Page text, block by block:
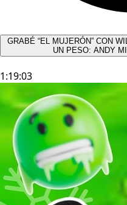
GRABÉ “EL MUJERÓN” CON
UN PESO: ANDY
1:19:03